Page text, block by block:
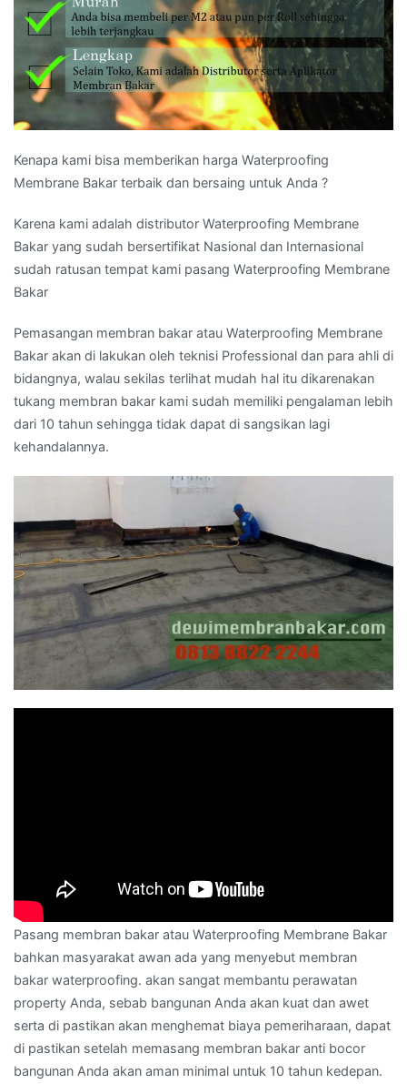
Kenapa kami bisa memberikan harga Waterproofing
Membrane Bakar terbaik dan bersaing untuk Anda ?
Karena kami adalah distributor Waterproofing Membrane
Bakar yang sudah bersertifikat Nasional dan Internasional
sudah ratusan tempat kami pasang Waterproofing Membrane
Bakar
Pemasangan membran bakar atau Waterproofing Membrane
Bakar akan di lakukan oleh teknisi Professional dan para ahli di
bidangnya, walau sekilas terlihat mudah hal itu dikarenakan
tukang membran bakar kami sudah memiliki pengalaman lebih
dari 10 tahun sehingga tidak dapat di sangsikan lagi
kehandalannya.
Pasang membran bakar atau Waterproofing Membrane Bakar
bahkan masyarakat awan ada yang menyebut membran
bakar waterproofing. akan sangat membantu perawatan
property Anda, sebab bangunan Anda akan kuat dan awet
serta di pastikan akan menghemat biaya pemeriharaan, dapat
di pastikan setelah memasang membran bakar anti bocor
bangunan Anda akan aman minimal untuk 10 tahun kedepan.